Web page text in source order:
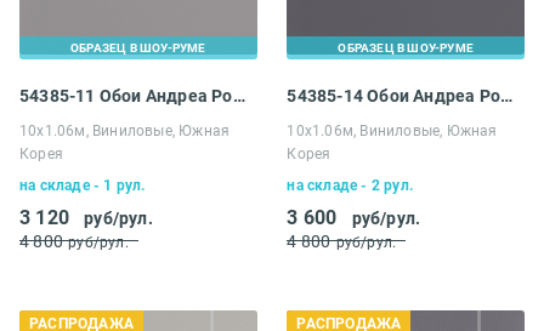
ОБРАЗЕЦ В ШОУ-РУМЕ
54385-11 Обои Андреа Росси Спектрум Про
10х1.06м, Виниловые, Южная
Корея
на складе - 1 рул.
3 120
руб/рул.
4 800 руб/рул.
ОБРАЗЕЦ В ШОУ-РУМЕ
54385-14 Обои Андреа Росси Спектрум Про
10х1.06м, Виниловые, Южная
Корея
на складе - 2 рул.
3 600
руб/рул.
4 800 руб/рул.
РАСПРОДАЖА РАСПРОДАЖА